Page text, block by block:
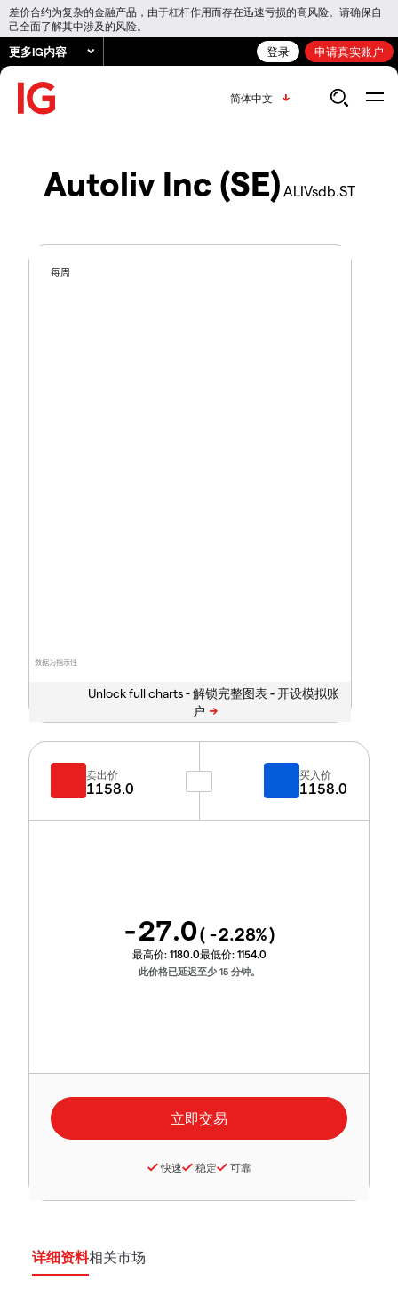
差价合约为复杂的金融产品，由于杠杆作用而存在迅速亏损的高风险。请确保自
己全面了解其中涉及的风险。
更多IG内容 登录 申请真实账户
简体中文
Autoliv Inc (SE) ALIVsdb.ST
数据为指示性
每周
Unlock full charts -
卖出价
1158.0
买入价
1158.0
-27.0( -2.28%)
最高价: 1180.0最低价: 1154.0
此价格已延迟至少 15 分钟。
快速 稳定 可靠
详细资料相关市场